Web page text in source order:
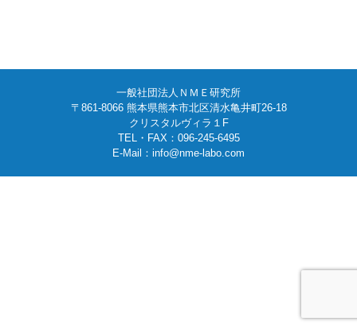
一般社団法人ＮＭＥ研究所
〒861-8066 熊本県熊本市北区清水亀井町26-18
クリスタルヴィラ１F
TEL・FAX：096-245-6495
E-Mail：info@nme-labo.com